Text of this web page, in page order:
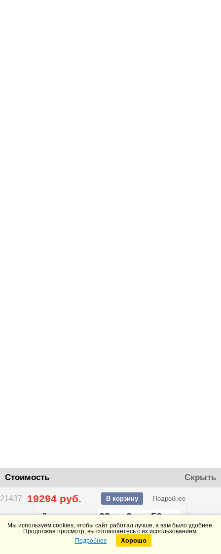
Стоимость Скрыть
21437 19294 руб. В корзину Подробнее
До конца акции23 3 56
Telegram
Мы используем cookies, чтобы сайт работал лучше, а вам было удобнее.
Продолжая просмотр, вы соглашаетесь с их использованием.
Подробнее
Хорошо